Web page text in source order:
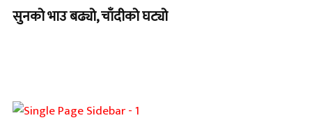
सुनको भाउ बढ्यो, चाँदीको घट्यो